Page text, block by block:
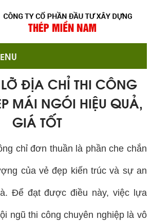
ĐỊA CHỈ THI CÔNG
MÁI NGÓI HIỆU QUẢ,
GIÁ TỐT
chỉ đơn thuần là phần che chắn
của vẻ đẹp kiến trúc và sự an
Để đạt được điều này, việc lựa
ngũ thi công chuyên nghiệp là vô